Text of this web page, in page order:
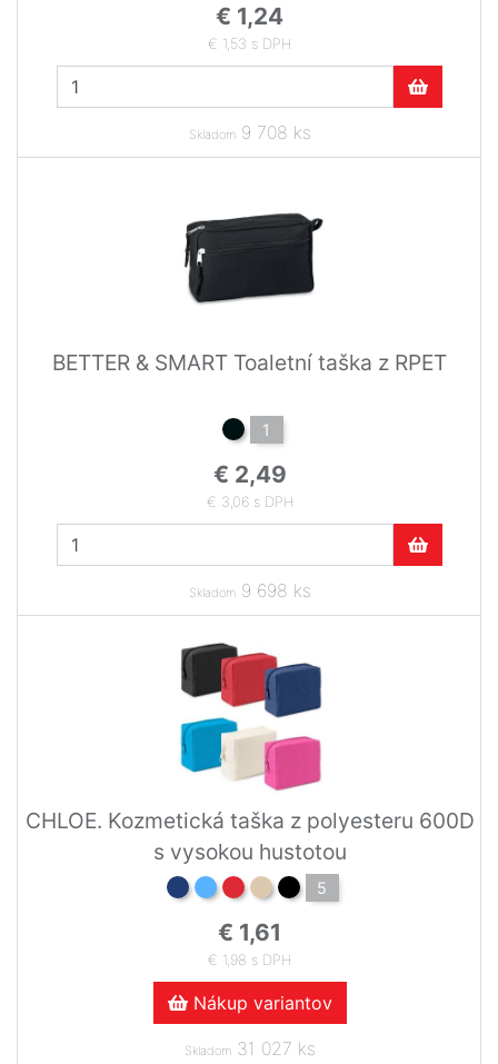
€ 1,24
€ 1,53 s DPH
Skladom9 708 ks
BETTER & SMART Toaletní taška z RPET
1
€ 2,49
€ 3,06 s DPH
Skladom9 698 ks
CHLOE. Kozmetická taška z polyesteru 600D
s vysokou hustotou
5
€ 1,61
€ 1,98 s DPH
Nákup variantov
Skladom31 027 ks